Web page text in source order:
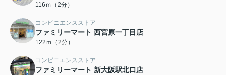
116ｍ（2分）
コンビニエンスストア
ファミリーマート 西宮原一丁目店
122ｍ（2分）
コンビニエンスストア
ファミリーマート 新大阪駅北口店